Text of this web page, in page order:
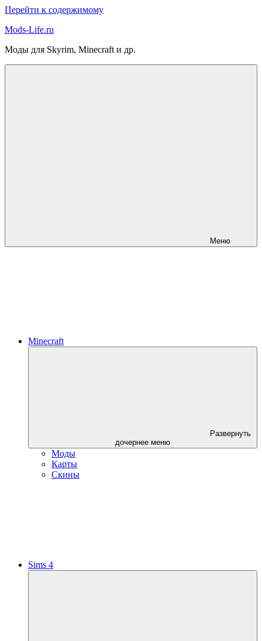
Перейти к содержимому
Mods-Life.ru
Моды для Skyrim, Minecraft и др.
Меню
Minecraft
Развернуть
дочернее меню
Моды
Карты
Скины
Sims 4